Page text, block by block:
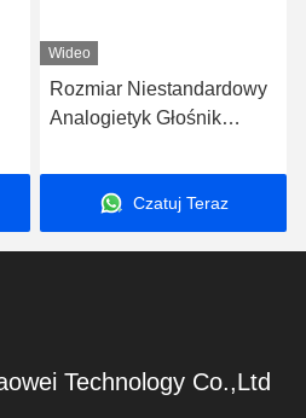
Wideo
Rozmiar Niestandardowy
Analogietyk Głośnik
smak
Czatuj Teraz
Technology Co.,Ltd